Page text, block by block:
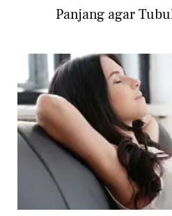
Panjang agar